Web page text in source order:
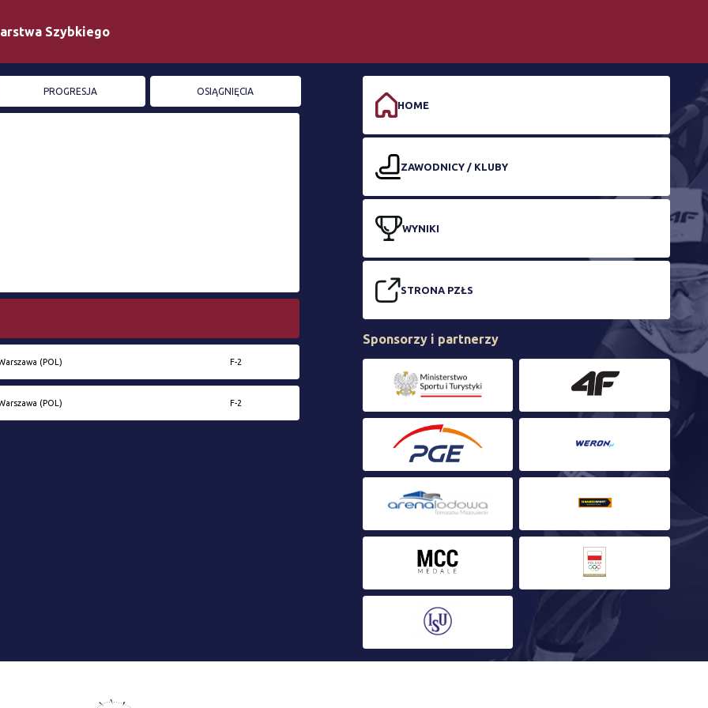
Szybkiego
PROGRESJA OSIĄGNIĘCIA
(POL) F-2
(POL) F-2
HOME
ZAWODNICY / KLUBY
WYNIKI
STRONA PZŁS
Sponsorzy i partnerzy